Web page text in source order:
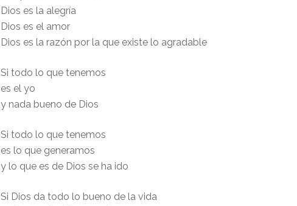
Dios es la alegría
Dios es el amor
Dios es la razón por la que existe lo agradable
Si todo lo que tenemos
es el yo
y nada bueno de Dios
Si todo lo que tenemos
es lo que generamos
y lo que es de Dios se ha ido
Si Dios da todo lo bueno de la vida